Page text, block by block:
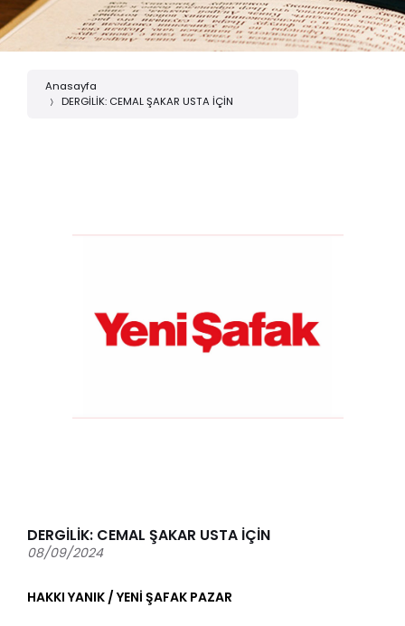
Anasayfa
DERGİLİK: CEMAL ŞAKAR USTA İÇİN
DERGİLİK: CEMAL ŞAKAR USTA İÇİN
08/09/2024
HAKKI YANIK / YENİ ŞAFAK PAZAR